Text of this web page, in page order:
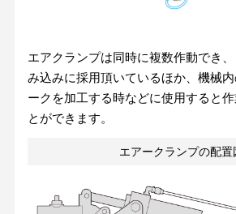
エアクランプは同時に複数作動でき
み込みに採用頂いているほか、機械
ークを加工する時などに使用すると
とができます。
エアークランプの配置